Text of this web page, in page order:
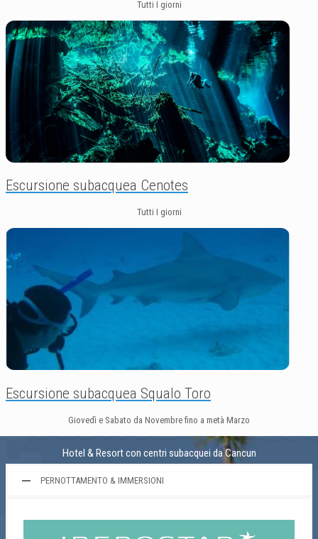
Tutti I giorni
Escursione subacquea Cenotes
Tutti I giorni
Escursione subacquea Squalo Toro
Giovedì e Sabato da Novembre fino a metà Marzo
Hotel & Resort con centri subacquei da Cancun
PERNOTTAMENTO & IMMERSIONI